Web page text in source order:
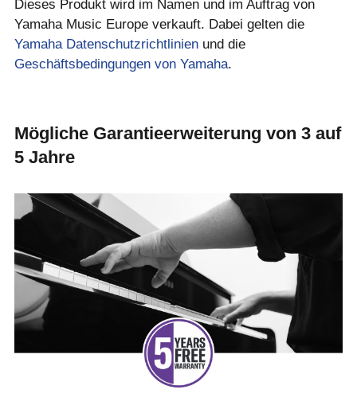
Dieses Produkt wird im Namen und im Auftrag von
Yamaha Music Europe verkauft. Dabei gelten die
Yamaha Datenschutzrichtlinien und die
Geschäftsbedingungen von Yamaha.
Mögliche Garantieerweiterung von 3 auf
5 Jahre